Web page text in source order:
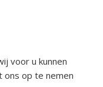
voor u kunnen
ons op te nemen